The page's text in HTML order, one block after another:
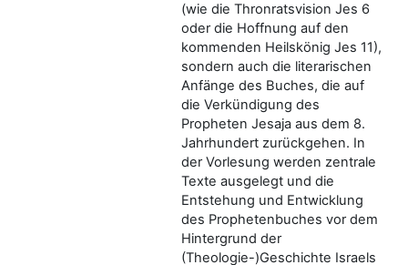
(wie die Thronratsvision Jes 6
oder die Hoffnung auf den
kommenden Heilskönig Jes 11),
sondern auch die literarischen
Anfänge des Buches, die auf
die Verkündigung des
Propheten Jesaja aus dem 8.
Jahrhundert zurückgehen. In
der Vorlesung werden zentrale
Texte ausgelegt und die
Entstehung und Entwicklung
des Prophetenbuches vor dem
Hintergrund der
(Theologie-)Geschichte Israels